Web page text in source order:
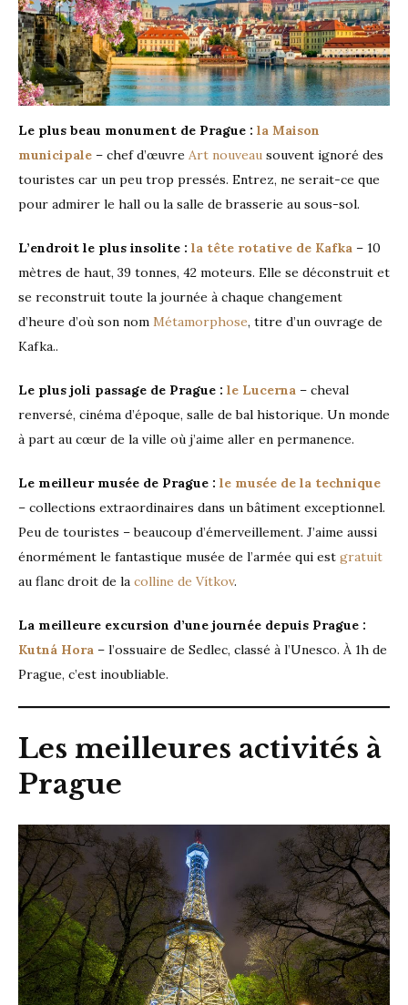
Le plus beau monument de Prague : la Maison
municipale – chef d’œuvre Art nouveau souvent ignoré des
touristes car un peu trop pressés. Entrez, ne serait-ce que
pour admirer le hall ou la salle de brasserie au sous-sol.
L’endroit le plus insolite : la tête rotative de Kafka – 10
mètres de haut, 39 tonnes, 42 moteurs. Elle se déconstruit et
se reconstruit toute la journée à chaque changement
d’heure d’où son nom Métamorphose, titre d’un ouvrage de
Kafka..
Le plus joli passage de Prague : le Lucerna – cheval
renversé, cinéma d’époque, salle de bal historique. Un monde
à part au cœur de la ville où j’aime aller en permanence.
Le meilleur musée de Prague : le musée de la technique
– collections extraordinaires dans un bâtiment exceptionnel.
Peu de touristes – beaucoup d’émerveillement. J’aime aussi
énormément le fantastique musée de l’armée qui est gratuit
au flanc droit de la colline de Vítkov.
La meilleure excursion d’une journée depuis Prague :
Kutná Hora – l’ossuaire de Sedlec, classé à l’Unesco. À 1h de
Prague, c’est inoubliable.
Les meilleures activités à
Prague